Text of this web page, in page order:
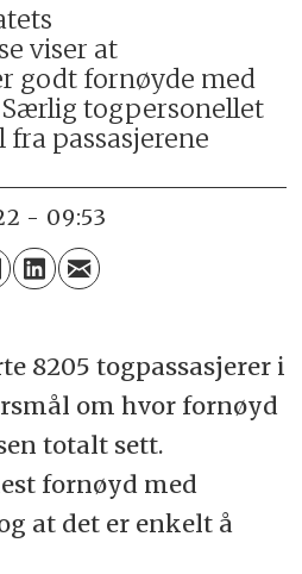
viser at
godt fornøyde med
togpersonellet
fra passasjerene
- 09:53
8205 togpassasjerer i
om hvor fornøyd
totalt sett.
fornøyd med
at det er enkelt å